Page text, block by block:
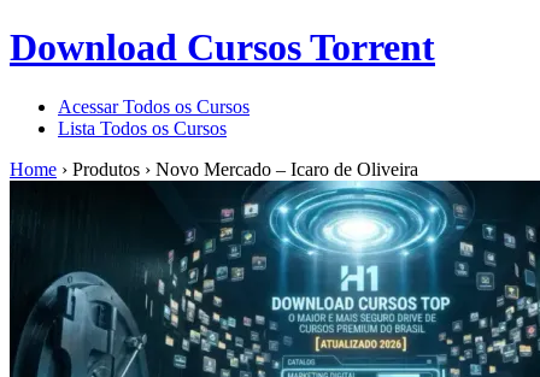
Download Cursos Torrent
Acessar Todos os Cursos
Lista Todos os Cursos
Home › Produtos › Novo Mercado – Icaro de Oliveira